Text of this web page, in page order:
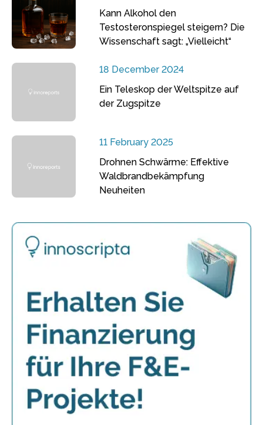
Kann Alkohol den
Testosteronspiegel steigern? Die
Wissenschaft sagt: „Vielleicht“
18 December 2024
Ein Teleskop der Weltspitze auf
der Zugspitze
11 February 2025
Drohnen Schwärme: Effektive
Waldbrandbekämpfung
Neuheiten